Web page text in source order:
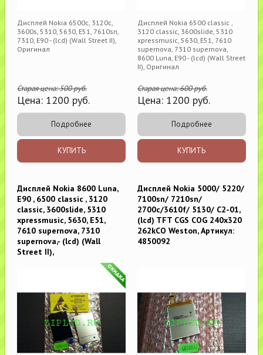
Дисплей Nokia 6500c, 3120c,
3600s, 5310, 5630, E51, 7610sn,
7310, E90 - (lcd) (Wall Street II),
Оригинал
Старая цена:500руб.
Цена: 1200 руб.
Подробнее
КУПИТЬ
Дисплей Nokia 6500 classic ,
3120 classic, 3600slide, 5310
xpressmusic, 5630, E51, 7610
supernova, 7310 supernova,
8600 Luna, E90 - (lcd) (Wall Street
II), Оригинал
Старая цена:600руб.
Цена: 1200 руб.
Подробнее
КУПИТЬ
Дисплей Nokia 8600 Luna,
E90 , 6500 classic , 3120
classic, 3600slide, 5310
xpressmusic, 5630, E51,
7610 supernova, 7310
supernova,- (lcd) (Wall
Street II),
Дисплей Nokia 5000/ 5220/
7100sn/ 7210sn/
2700c/3610f/ 5130/ C2-01,
(lcd) TFT CGS COG 240x320
262kCO Weston, Артикул:
4850092